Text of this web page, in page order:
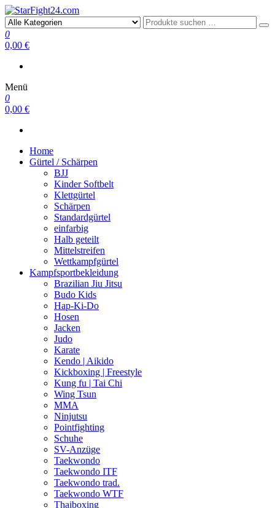
StarFight24.com
Kampfsportartikel
0
0,00 €
Menü
0
0,00 €
Home
Gürtel / Schärpen
BJJ
Kinder Softbelt
Klettgürtel
Schärpen
Standardgürtel
einfarbig
Halb geteilt
Mittelstreifen
Wettkampfgürtel
Kampfsportbekleidung
Brazilian Jiu Jitsu
Budo Kids
Hap-Ki-Do
Hosen
Jacken
Judo
Karate
Kendo | Aikido
Kickboxing | Freestyle
Kung fu | Tai Chi
Wing Tsun
MMA
Ninjutsu
Pointfighting
Schuhe
SV-Anzüge
Taekwondo
Taekwondo ITF
Taekwondo trad.
Taekwondo WTF
Thaiboxing